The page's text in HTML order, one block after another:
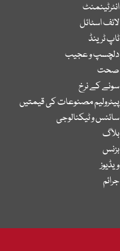
انٹرٹینمنٹ
لائف اسٹائل
ٹاپ ٹرینڈ
دلچسپ و عجیب
صحت
سونے کے نرخ
پیٹرولیم مصنوعات کی قیمتیں
سائنس و ٹیکنالوجی
بلاگ
بزنس
ویڈیوز
جرائم